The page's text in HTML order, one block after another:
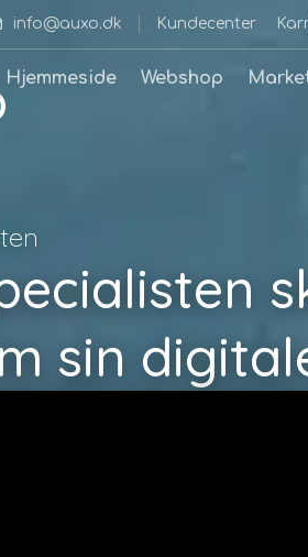
info@auxo.dk Kundecenter
Hjemmeside Webshop
sin